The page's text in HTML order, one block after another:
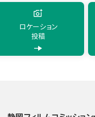
简体中文
ロケーション
投稿